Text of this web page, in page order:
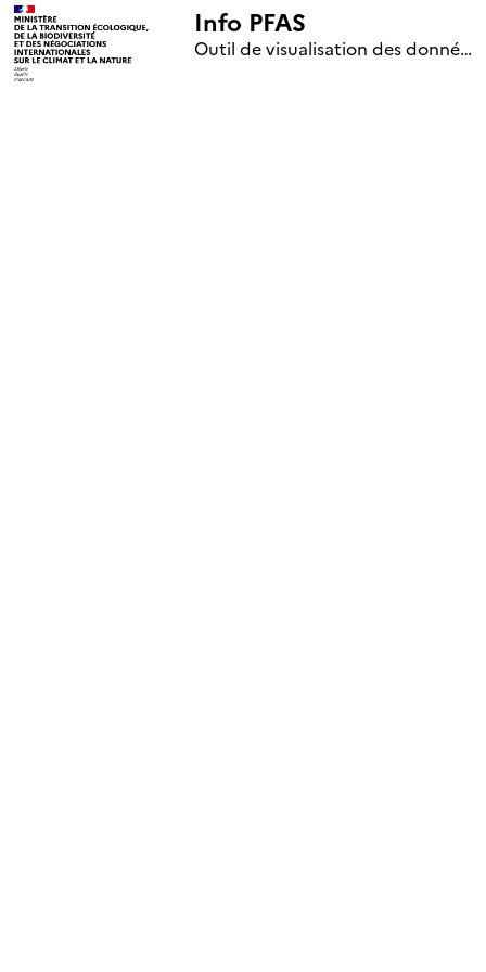
Info PFAS
Outil de visualisation des données nationales de surveillance des substances PFAS (mise à jour le 1er jour de chaque mois)
+
–